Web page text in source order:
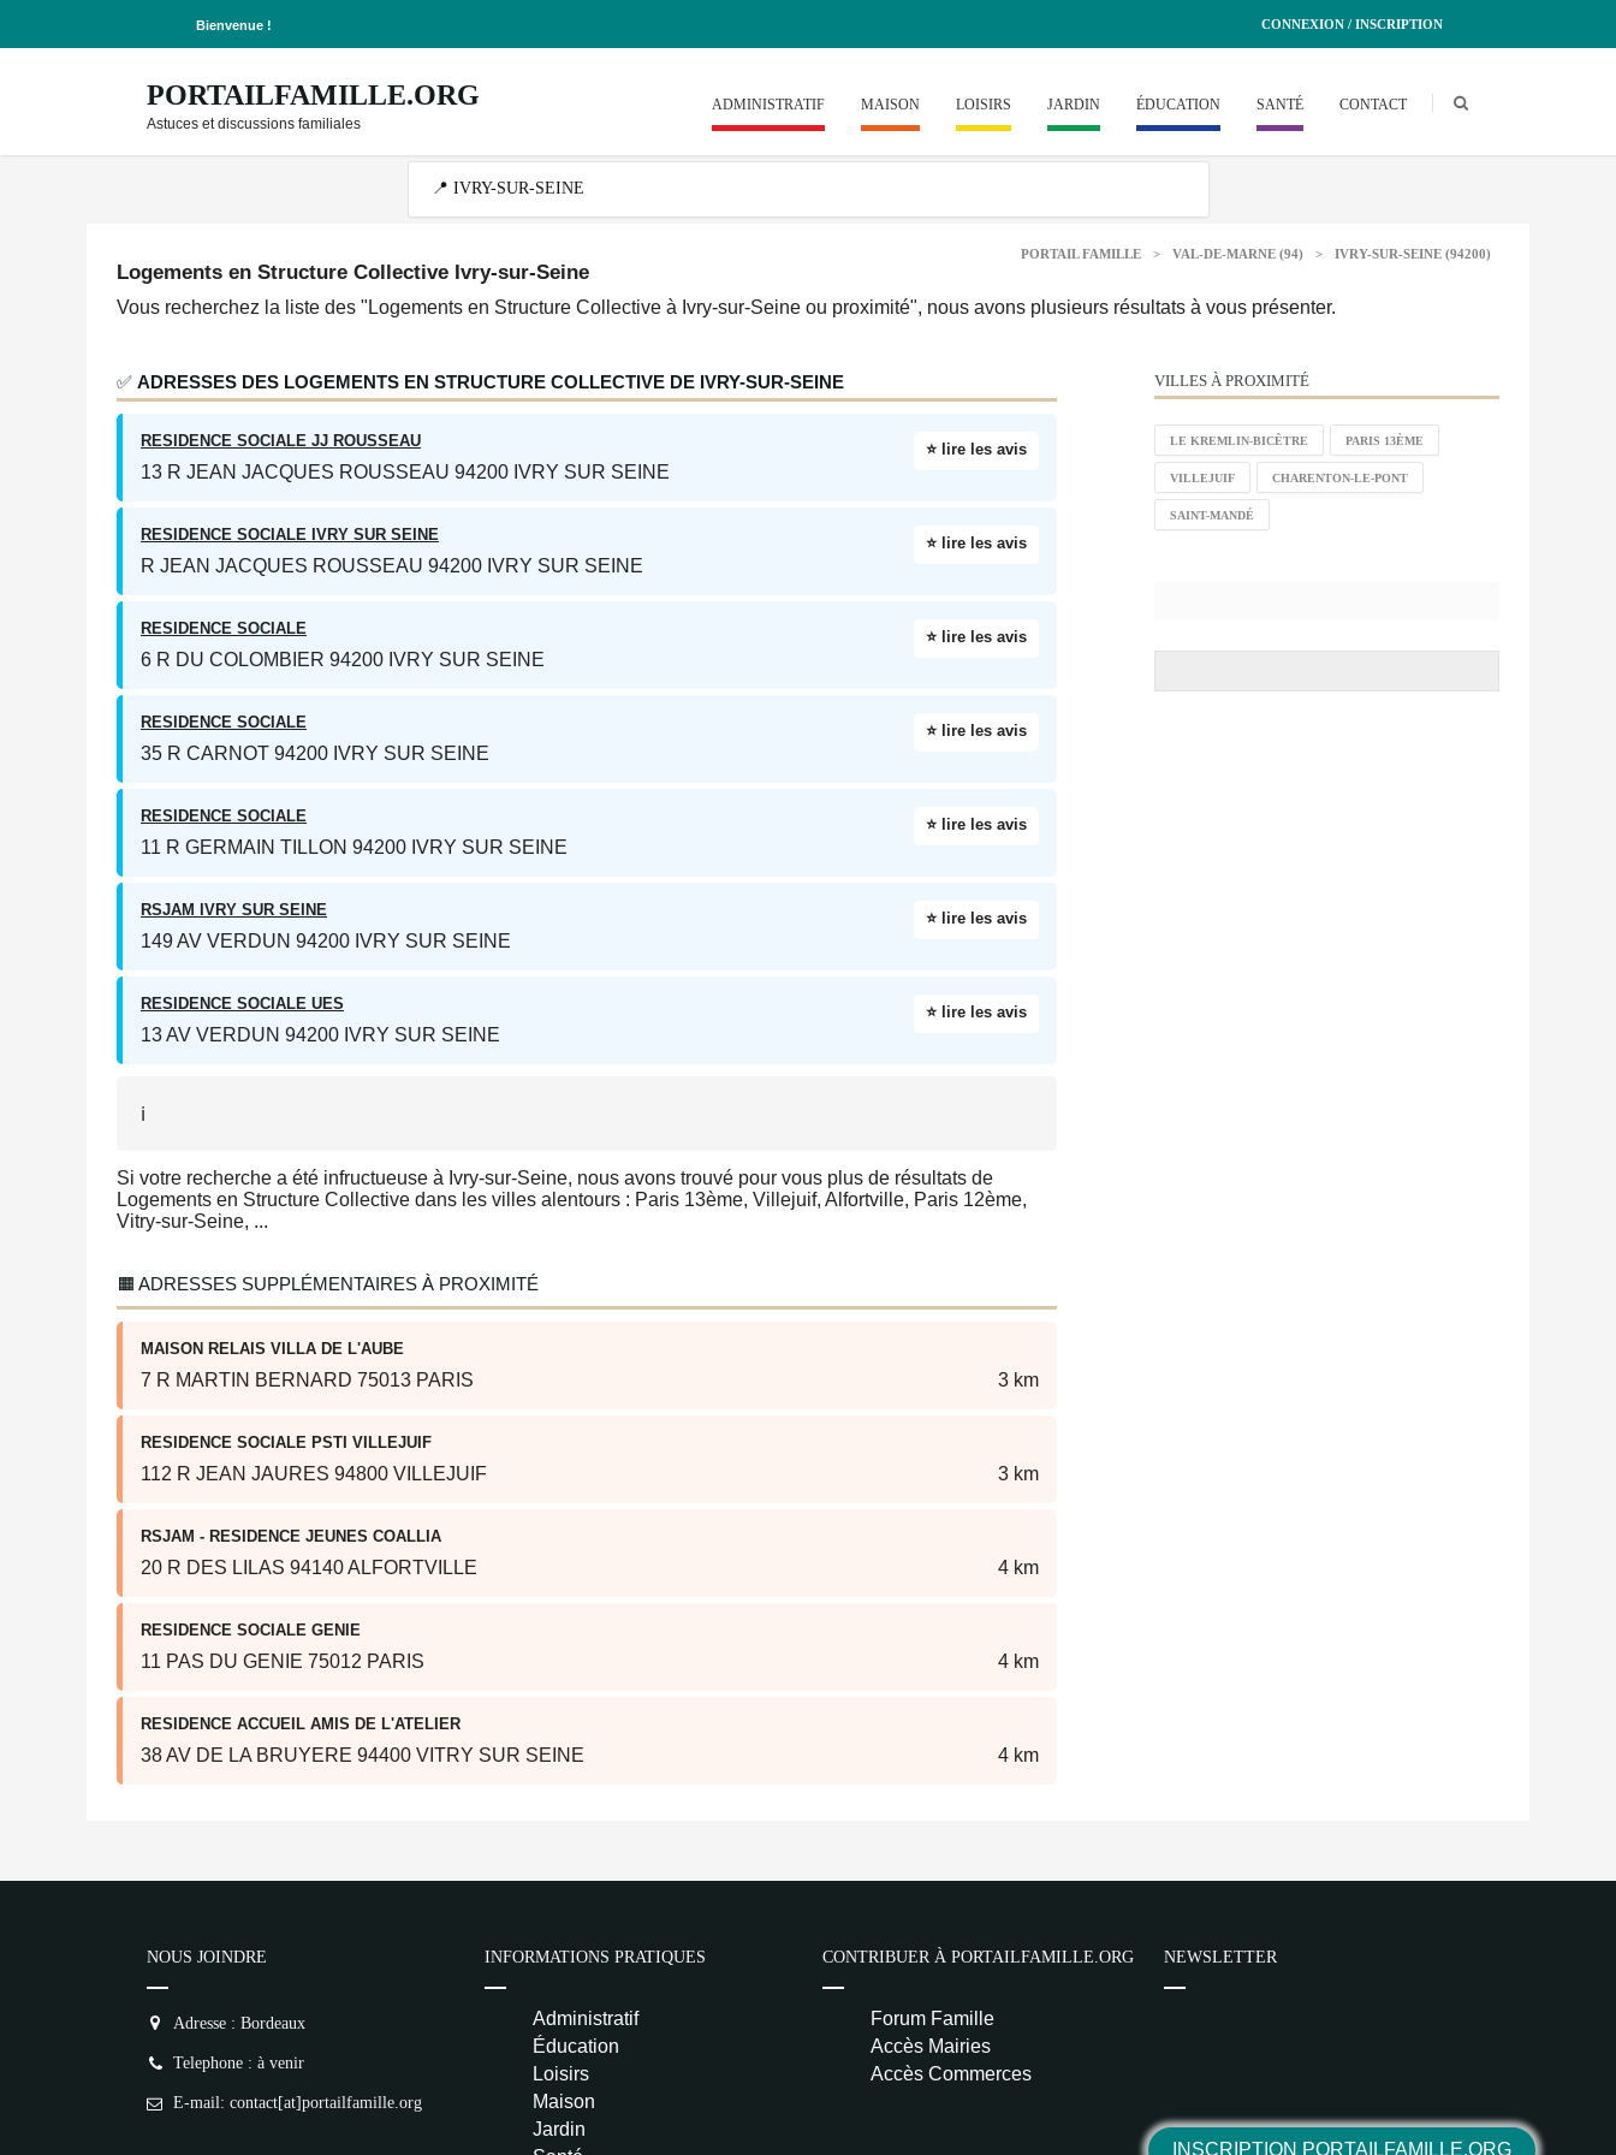
Bienvenue ! CONNEXION / INSCRIPTION
PORTAILFAMILLE.ORG
Astuces et discussions familiales
ADMINISTRATIF MAISON LOISIRS JARDIN ÉDUCATION SANTÉ CONTACT
PORTAIL FAMILLE > VAL-DE-MARNE (94) > IVRY-SUR-SEINE (94200)
Logements en Structure Collective Ivry-sur-Seine
Vous recherchez la liste des "Logements en Structure Collective à Ivry-sur-Seine ou proximité", nous avons plusieurs résultats à vous présenter.
✅ ADRESSES DES LOGEMENTS EN STRUCTURE COLLECTIVE DE IVRY-SUR-SEINE
RESIDENCE SOCIALE JJ ROUSSEAU ⭐ lire les avis
13 R JEAN JACQUES ROUSSEAU 94200 IVRY SUR SEINE
RESIDENCE SOCIALE IVRY SUR SEINE ⭐ lire les avis
R JEAN JACQUES ROUSSEAU 94200 IVRY SUR SEINE
RESIDENCE SOCIALE ⭐ lire les avis
6 R DU COLOMBIER 94200 IVRY SUR SEINE
RESIDENCE SOCIALE ⭐ lire les avis
35 R CARNOT 94200 IVRY SUR SEINE
RESIDENCE SOCIALE ⭐ lire les avis
11 R GERMAIN TILLON 94200 IVRY SUR SEINE
RSJAM IVRY SUR SEINE ⭐ lire les avis
149 AV VERDUN 94200 IVRY SUR SEINE
RESIDENCE SOCIALE UES ⭐ lire les avis
13 AV VERDUN 94200 IVRY SUR SEINE
ℹ️
Si votre recherche a été infructueuse à Ivry-sur-Seine, nous avons trouvé pour vous plus de résultats de
Logements en Structure Collective dans les villes alentours : Paris 13ème, Villejuif, Alfortville, Paris 12ème,
Vitry-sur-Seine, ...
🟧 ADRESSES SUPPLÉMENTAIRES À PROXIMITÉ
MAISON RELAIS VILLA DE L'AUBE
7 R MARTIN BERNARD 75013 PARIS 3 km
RESIDENCE SOCIALE PSTI VILLEJUIF
112 R JEAN JAURES 94800 VILLEJUIF 3 km
RSJAM - RESIDENCE JEUNES COALLIA
20 R DES LILAS 94140 ALFORTVILLE 4 km
RESIDENCE SOCIALE GENIE
11 PAS DU GENIE 75012 PARIS 4 km
RESIDENCE ACCUEIL AMIS DE L'ATELIER
38 AV DE LA BRUYERE 94400 VITRY SUR SEINE 4 km
VILLES À PROXIMITÉ
LE KREMLIN-BICÊTRE PARIS 13ÈME
VILLEJUIF CHARENTON-LE-PONT
SAINT-MANDÉ
INSCRIPTION PORTAILFAMILLE.ORG
NOUS JOINDRE
Adresse : Bordeaux
Telephone : à venir
E-mail: contact[at]portailfamille.org
INFORMATIONS PRATIQUES
Administratif
Éducation
Loisirs
Maison
Jardin
CONTRIBUER À PORTAILFAMILLE.ORG
Forum Famille
Accès Mairies
Accès Commerces
NEWSLETTER